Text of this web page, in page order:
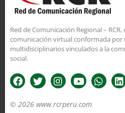
Red de Comunicación Regional –
comunicación virtual conformada por
multidisciplinarios vinculados a la
social.
© 2026 www.rcrperu.com